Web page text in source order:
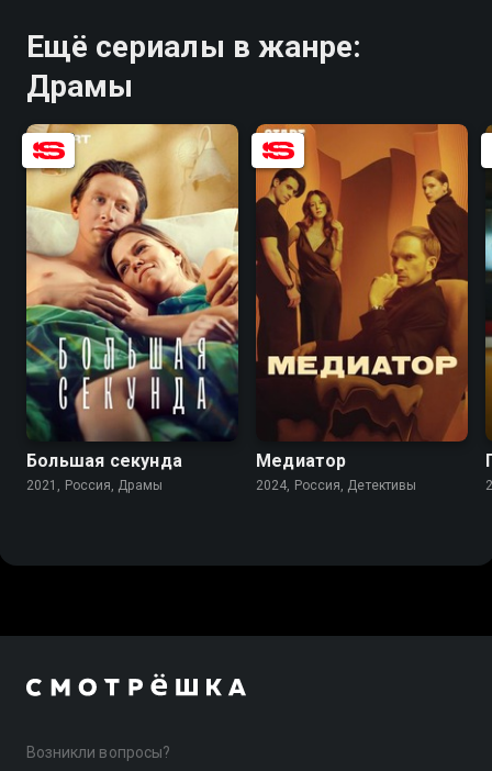
Ещё сериалы в жанре:
Драмы
8.3 8.0
Большая секунда
2021, Россия, Драмы
6.8
Медиатор
2024, Россия, Детективы
Возникли вопросы?